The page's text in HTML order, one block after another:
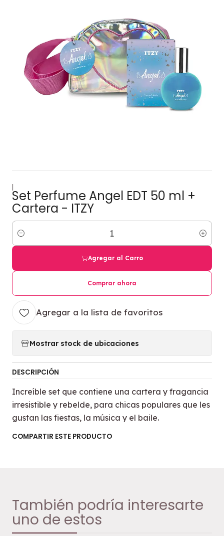
|
Set Perfume Angel EDT 50 ml +
Cartera - ITZY
Cantidad
Agregar al Carro
Comprar ahora
Agregar a la lista de favoritos
Mostrar stock de ubicaciones
DESCRIPCIÓN
Increíble set que contiene una cartera y fragancia
irresistible y rebelde, para chicas populares que les
gustan las fiestas, la música y el baile.
COMPARTIR ESTE PRODUCTO
También podría interesarte
uno de estos